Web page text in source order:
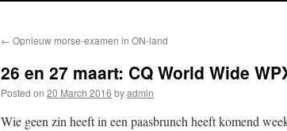
← Opnieuw morse-examen in ON-land
26 en 27 maart: CQ World Wide
Posted on 20 March 2016 byadmin
Wie geen zin heeft in een paasbrunch heeft komend